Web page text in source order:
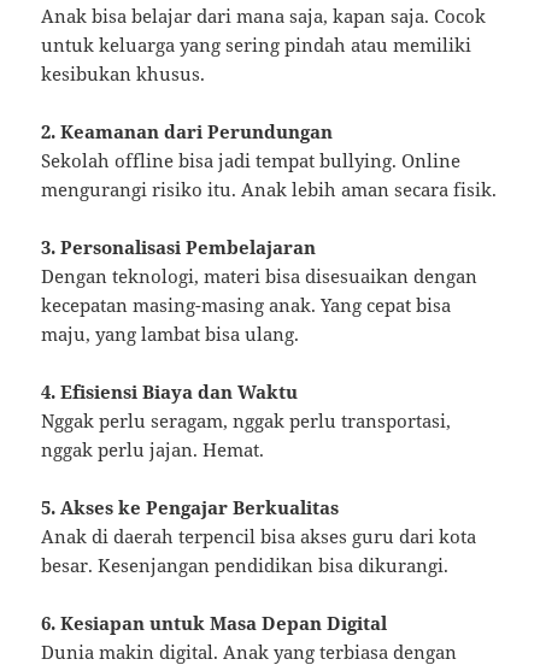
Anak bisa belajar dari mana saja, kapan saja. Cocok
untuk keluarga yang sering pindah atau memiliki
kesibukan khusus.
2. Keamanan dari Perundungan
Sekolah offline bisa jadi tempat bullying. Online
mengurangi risiko itu. Anak lebih aman secara fisik.
3. Personalisasi Pembelajaran
Dengan teknologi, materi bisa disesuaikan dengan
kecepatan masing-masing anak. Yang cepat bisa
maju, yang lambat bisa ulang.
4. Efisiensi Biaya dan Waktu
Nggak perlu seragam, nggak perlu transportasi,
nggak perlu jajan. Hemat.
5. Akses ke Pengajar Berkualitas
Anak di daerah terpencil bisa akses guru dari kota
besar. Kesenjangan pendidikan bisa dikurangi.
6. Kesiapan untuk Masa Depan Digital
Dunia makin digital. Anak yang terbiasa dengan